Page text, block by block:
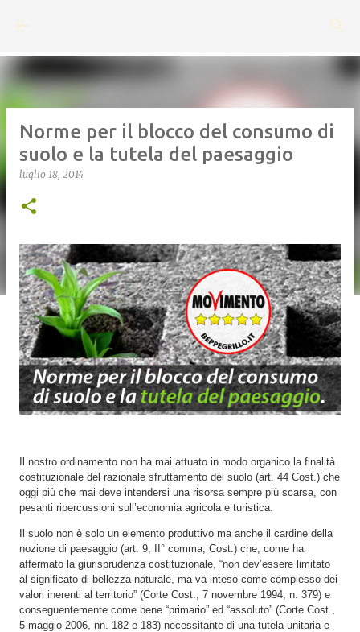
Norme per il blocco del consumo di
suolo e la tutela del paesaggio
luglio 18, 2014
Il nostro ordinamento non ha mai attuato in modo organico la finalità
costituzionale del razionale sfruttamento del suolo (art. 44 Cost.) che
oggi più che mai deve intendersi una risorsa sempre più scarsa, con
pesanti ripercussioni sull’economia agricola e turistica.
Il suolo non è solo un elemento produttivo ma anche il cardine della
nozione di paesaggio (art. 9, II° comma, Cost.) che, come ha
affermato la giurisprudenza costituzionale, “non dev’essere limitato
al significato di bellezza naturale, ma va inteso come complesso dei
valori inerenti al territorio” (Corte Cost., 7 novembre 1994, n. 379) e
conseguentemente come bene “primario” ed “assoluto” (Corte Cost.,
5 maggio 2006, nn. 182 e 183) necessitante di una tutela unitaria e